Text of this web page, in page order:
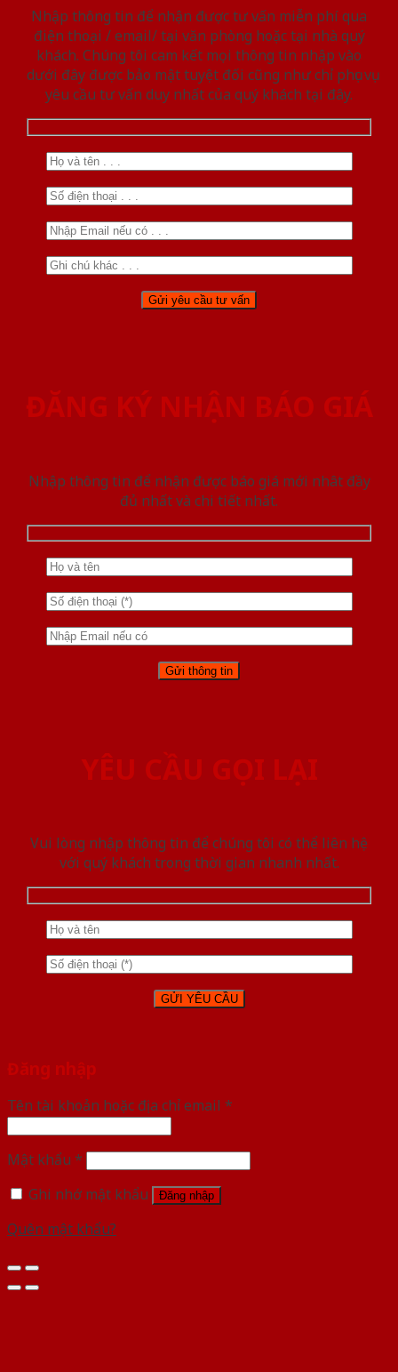
Nhập thông tin để nhận được tư vấn miễn phí qua
điện thoại / email/ tại văn phòng hoặc tại nhà quý
khách. Chúng tôi cam kết mọi thông tin nhập vào
dưới đây được bảo mật tuyệt đối cũng như chỉ phục vụ
yêu cầu tư vấn duy nhất của quý khách tại đây.
ĐĂNG KÝ NHẬN BÁO GIÁ
Nhập thông tin để nhận được báo giá mới nhât đầy
đủ nhất và chi tiết nhất.
YÊU CẦU GỌI LẠI
Vui lòng nhập thông tin để chúng tôi có thể liên hệ
với quý khách trong thời gian nhanh nhất.
Đăng nhập
Tên tài khoản hoặc địa chỉ email *
Mật khẩu *
Ghi nhớ mật khẩu
Đăng nhập
Quên mật khẩu?